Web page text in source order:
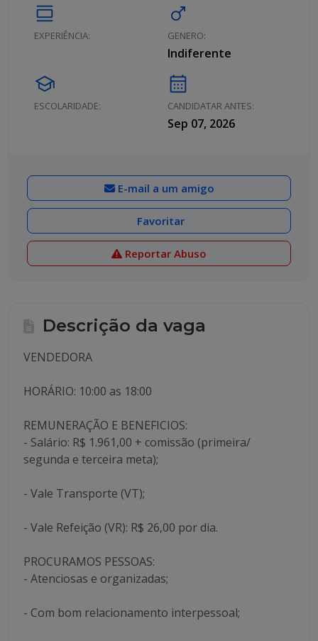
calendar_view_day
EXPERIÊNCIA:
male
GENERO:
Indiferente
school
ESCOLARIDADE:
calendar_month
CANDIDATAR ANTES:
Sep 07, 2026
E-mail a um amigo
Favoritar
Reportar Abuso
Descrição da vaga
VENDEDORA
HORÁRIO: 10:00 as 18:00
REMUNERAÇÃO E BENEFICIOS:
- Salário: R$ 1.961,00 + comissão (primeira/
segunda e terceira meta);
- Vale Transporte (VT);
- Vale Refeição (VR): R$ 26,00 por dia.
PROCURAMOS PESSOAS:
- Atenciosas e organizadas;
- Com bom relacionamento interpessoal;